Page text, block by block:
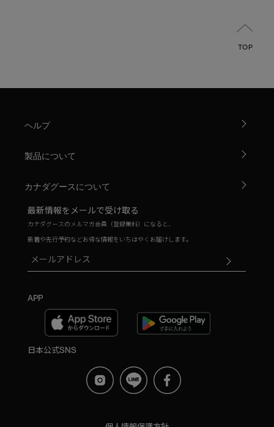
TOP
ヘルプ
製品について
カナダグースについて
最新情報をメールで受け取る
カナダグースのメルマガ会員（登録無料）になると、
新着や先行予約などお得な情報をいちはやくお届けします。
APP
日本公式SNS